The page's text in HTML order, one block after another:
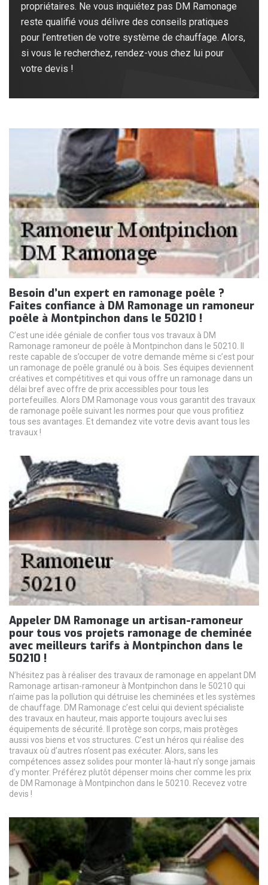
propriétaires. Ne vous inquiétez pas DM Ramonage
reste qualifié vous délivre des conseils pratiques
pour l’entretien de votre système de chauffage. Alors,
si vous le recherchez, rendez-vous chez lui pour
votre devis !
Besoin d’un expert en ramonage poêle ?
Faites confiance à DM Ramonage un ramoneur
poêle à Montpinchon dans le 50210 !
C’est une idée géniale de confier tous vos travaux à DM
Ramonage ramoneur de poêle à Montpinchon dans le 50210. Il
reste capable de s’occuper de votre demande même si c’est pour
un ramonage de poêle granulé ou à bois. Ses équipes deviennent
créatives et compétitives et qui vous offre un ramonage dans un
délai bref avec offre de prix accessibles pour tous les
portefeuilles. Alors DM Ramonage vous vous garantit des travaux
de ramonage poêle suivant les normes pour que vous profitiez
tous ses avantages. Et demandez vite votre devis avant tous les
travaux !
Appeler DM Ramonage un artisan-ramoneur
pour tous vos projets ramonage de cheminée
avec meilleurs tarifs à Montpinchon dans le
50210 !
N’hésitez pas à réaliser des travaux de ramonage en appelant DM
Ramonage artisan-ramoneur à Montpinchon dans le 50210 qui
n’aime pas la pollution qui détruise les cheminées et les systèmes
de chauffage. DM Ramonage c’est celui qui devient spécialiste
des travaux en hauteur, mais apporte toujours avec lui ses
équipements de sécurité. Il protège son corps, mais protèges
aussi vos biens et vos structures. C’est un héros qui réalise des
travaux où d’autres n’osent pas exécuter. Alors, sans les
compétences assez solides pour monter là-haut n’y songe jamais
d’y monter. Préférez plutôt dépenser moins cher comme les prix
de DM Ramonage à Montpinchon dans le 50210. Recevez votre
devis !